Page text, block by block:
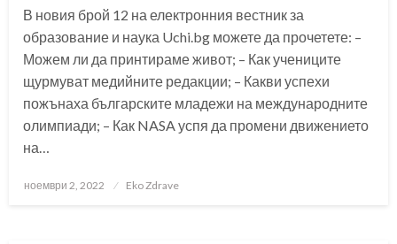
В новия брой 12 на електронния вестник за
образование и наука Uchi.bg можете да прочетете: –
Можем ли да принтираме живот; – Как учениците
щурмуват медийните редакции; – Какви успехи
пожънаха българските младежи на международните
олимпиади; – Как NASA успя да промени движението
на…
Posted
ноември 2, 2022 Eko Zdrave